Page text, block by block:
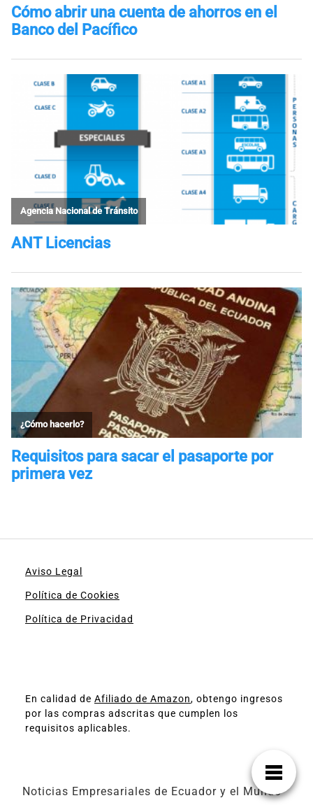
Aviso Legal
Política de Cookies
Política de Privacidad
En calidad de Afiliado de Amazon, obtengo ingresos
por las compras adscritas que cumplen los
requisitos aplicables.
Noticias Empresariales de Ecuador y el Mundo